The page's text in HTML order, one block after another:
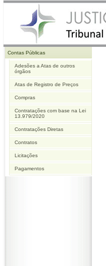
Contas Públicas
Adesões a Atas de outros
órgãos
Atas de Registro de Preços
Compras
Contratações com base na Lei
13.979/2020
Contratações Diretas
Contratos
Licitações
Pagamentos